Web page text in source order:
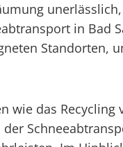
in Bad
Standorten,
wie das Recycling